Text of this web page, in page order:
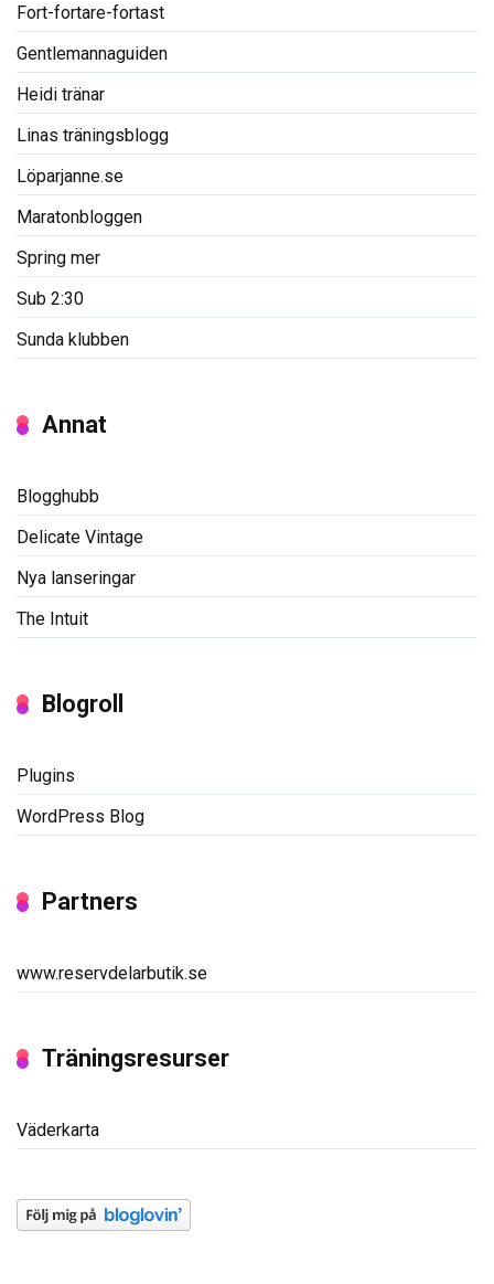
Fort-fortare-fortast
Gentlemannaguiden
Heidi tränar
Linas träningsblogg
Löparjanne.se
Maratonbloggen
Spring mer
Sub 2:30
Sunda klubben
Annat
Blogghubb
Delicate Vintage
Nya lanseringar
The Intuit
Blogroll
Plugins
WordPress Blog
Partners
www.reservdelarbutik.se
Träningsresurser
Väderkarta